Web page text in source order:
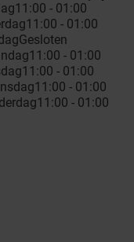
11:00 - 01:00
11:00 - 01:00
Gesloten
11:00 - 01:00
11:00 - 01:00
11:00 - 01:00
11:00 - 01:00